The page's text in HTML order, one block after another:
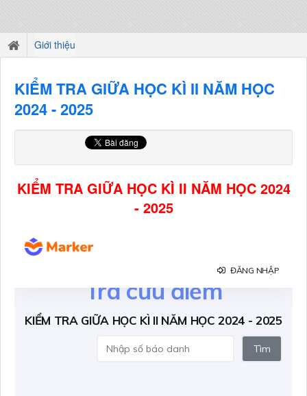
Giới thiệu
KIỂM TRA GIỮA HỌC KÌ II NĂM HỌC
2024 - 2025
KIỂM TRA GIỮA HỌC KÌ II NĂM HỌC 2024
- 2025